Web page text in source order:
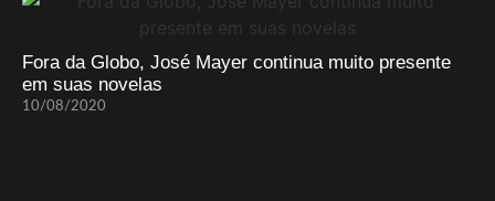
Fora da Globo, José Mayer continua muito presente
em suas novelas
10/08/2020